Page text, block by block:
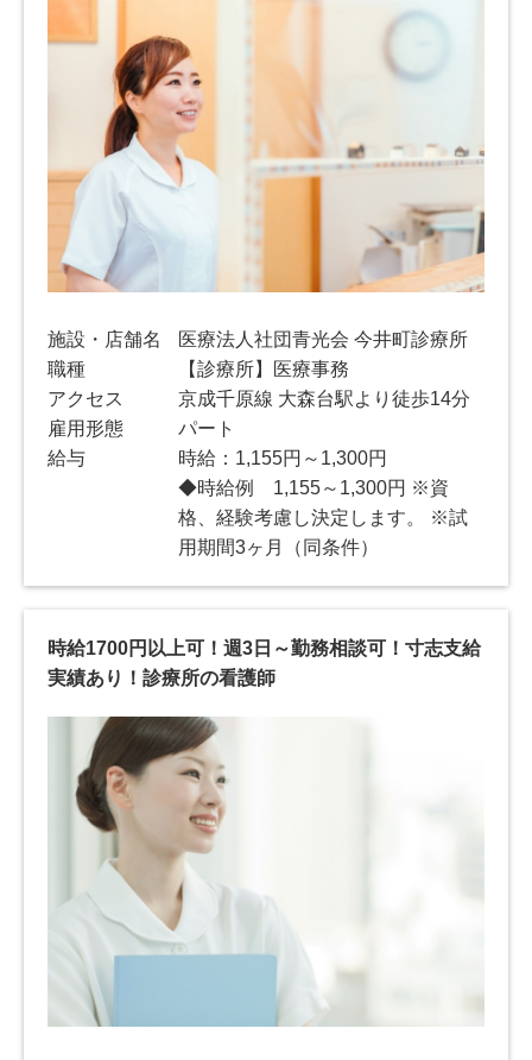
施設・店舗名
医療法人社団青光会 今井町診療所
職種
【診療所】医療事務
アクセス
京成千原線 大森台駅より徒歩14分
雇用形態
パート
給与
時給：1,155円～1,300円
◆時給例 1,155～1,300円 ※資
格、経験考慮し決定します。 ※試
用期間3ヶ月（同条件）
時給1700円以上可！週3日～勤務相談可！寸志支給
実績あり！診療所の看護師